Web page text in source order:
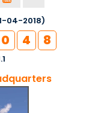
04-2018)
0 4 8